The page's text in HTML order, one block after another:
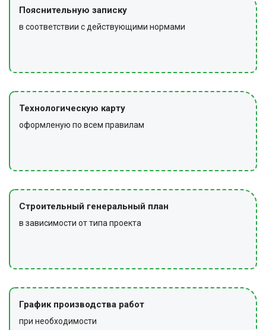
Пояснительную записку
в соответствии с действующими нормами
Технологическую карту
оформленую по всем правилам
Строительный генеральный план
в зависимости от типа проекта
График производства работ
при необходимости